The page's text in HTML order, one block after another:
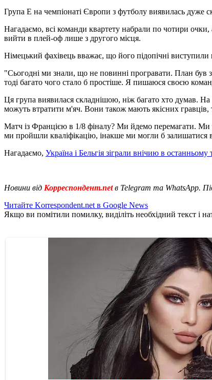
Група Е на чемпіонаті Європи з футболу виявилась дуже
Нагадаємо, всі команди квартету набрали по чотири очки,
вийти в плей-оф лише з другого місця.
Німецький фахівець вважає, що його підопічні
"Сьогодні ми знали, що не повинні програвати. План був
тоді багато чого стало б простіше. Я пишаюся своєю
Ця група виявилася складнішою, ніж багато хто думав.
можуть втратити м'яч. Вони також мають якісних гравців,
Матч із Францією в 1/8 фіналу? Ми йдемо перемагати. Ми
ми пройшли кваліфікацію, інакше ми могли б залишатися
Нагадаємо, Україна і Бельгія зіграли внічию в
Новини від Корреспондент.netв Telegram та WhatsApp.
Читайте Korrespondent.net в Google News
Якщо ви помітили помилку, виділіть необхідний текст і